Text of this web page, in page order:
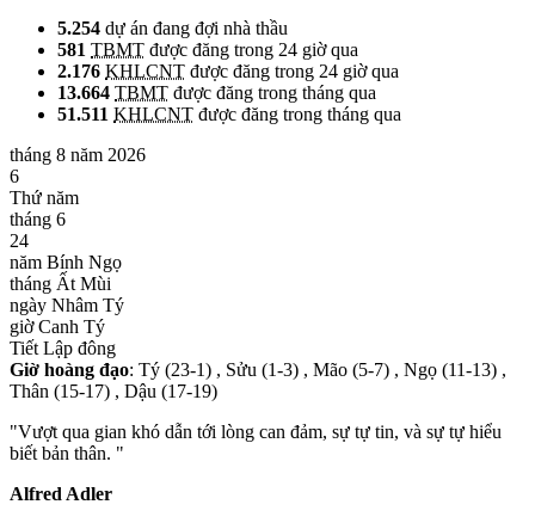
5.254 dự án đang đợi nhà thầu
581 TBMT được đăng trong 24 giờ qua
2.176 KHLCNT được đăng trong 24 giờ qua
13.664 TBMT được đăng trong tháng qua
51.511 KHLCNT được đăng trong tháng qua
tháng 8 năm 2026
6
Thứ năm
tháng 6
24
năm Bính Ngọ
tháng Ất Mùi
ngày Nhâm Tý
giờ Canh Tý
Tiết Lập đông
Giờ hoàng đạo: Tý (23-1) , Sửu (1-3) , Mão (5-7) , Ngọ (11-13) ,
Thân (15-17) , Dậu (17-19)
"Vượt qua gian khó dẫn tới lòng can đảm, sự tự tin, và sự tự hiểu
biết bản thân. "
Alfred Adler